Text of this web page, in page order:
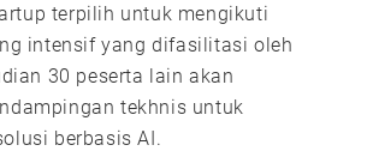
terpilih untuk mengikuti
intensif yang difasilitasi oleh
30 peserta lain akan
tekhnis untuk
berbasis AI.